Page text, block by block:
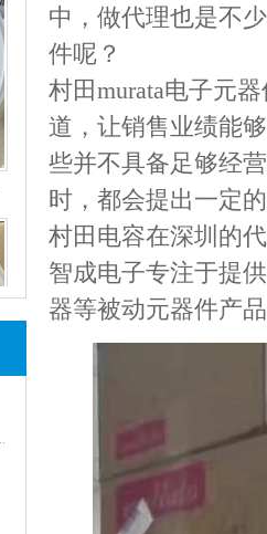
中，做代理也是不
件呢？
村田murata电子元
道，让销售业绩能
些并不具备足够经
时，都会提出一定
村田电容在深圳的
智成电子专注于提
器等被动元器件产